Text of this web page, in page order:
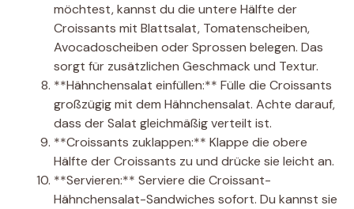
möchtest, kannst du die untere Hälfte der
Croissants mit Blattsalat, Tomatenscheiben,
Avocadoscheiben oder Sprossen belegen. Das
sorgt für zusätzlichen Geschmack und Textur.
**Hähnchensalat einfüllen:** Fülle die Croissants
großzügig mit dem Hähnchensalat. Achte darauf,
dass der Salat gleichmäßig verteilt ist.
**Croissants zuklappen:** Klappe die obere
Hälfte der Croissants zu und drücke sie leicht an.
**Servieren:** Serviere die Croissant-
Hähnchensalat-Sandwiches sofort. Du kannst sie